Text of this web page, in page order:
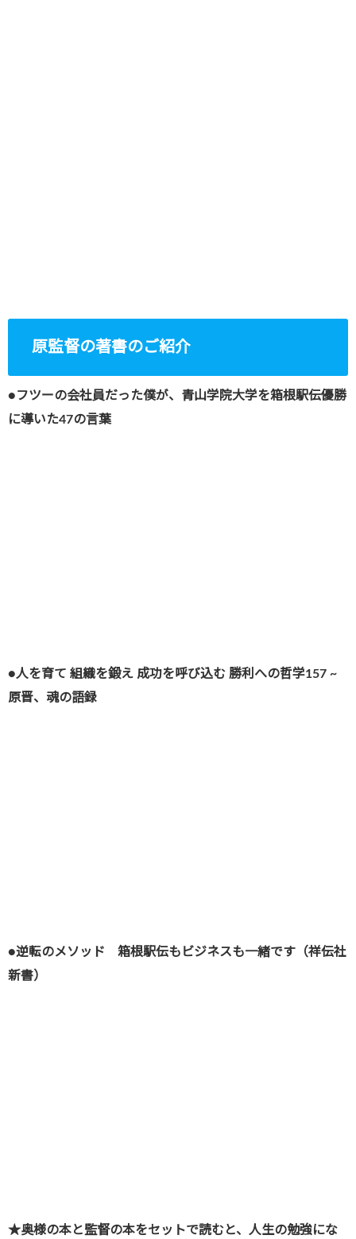
原監督の著書のご紹介
●フツーの会社員だった僕が、青山学院大学を箱根駅伝優勝
に導いた47の言葉
●人を育て 組織を鍛え 成功を呼び込む 勝利への哲学157 ~
原晋、魂の語録
●逆転のメソッド 箱根駅伝もビジネスも一緒です（祥伝社
新書）
★奥様の本と監督の本をセットで読むと、人生の勉強にな